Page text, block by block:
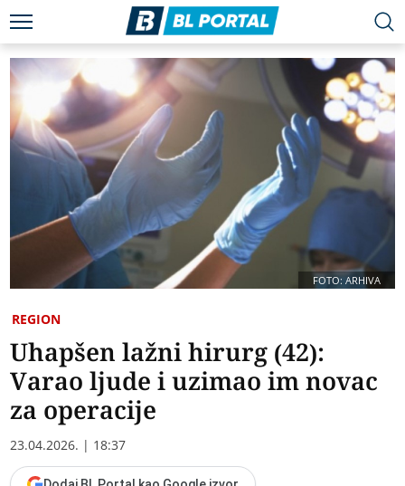
FOTO: ARHIVA
REGION
Uhapšen lažni hirurg (42):
Varao ljude i uzimao im novac
za operacije
23.04.2026. | 18:37